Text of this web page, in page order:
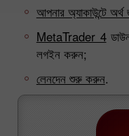
আপনার অ্যাকাউন্টে
MetaTrader 4
লগইন করুন;
লেনদেন শুরু করুন.